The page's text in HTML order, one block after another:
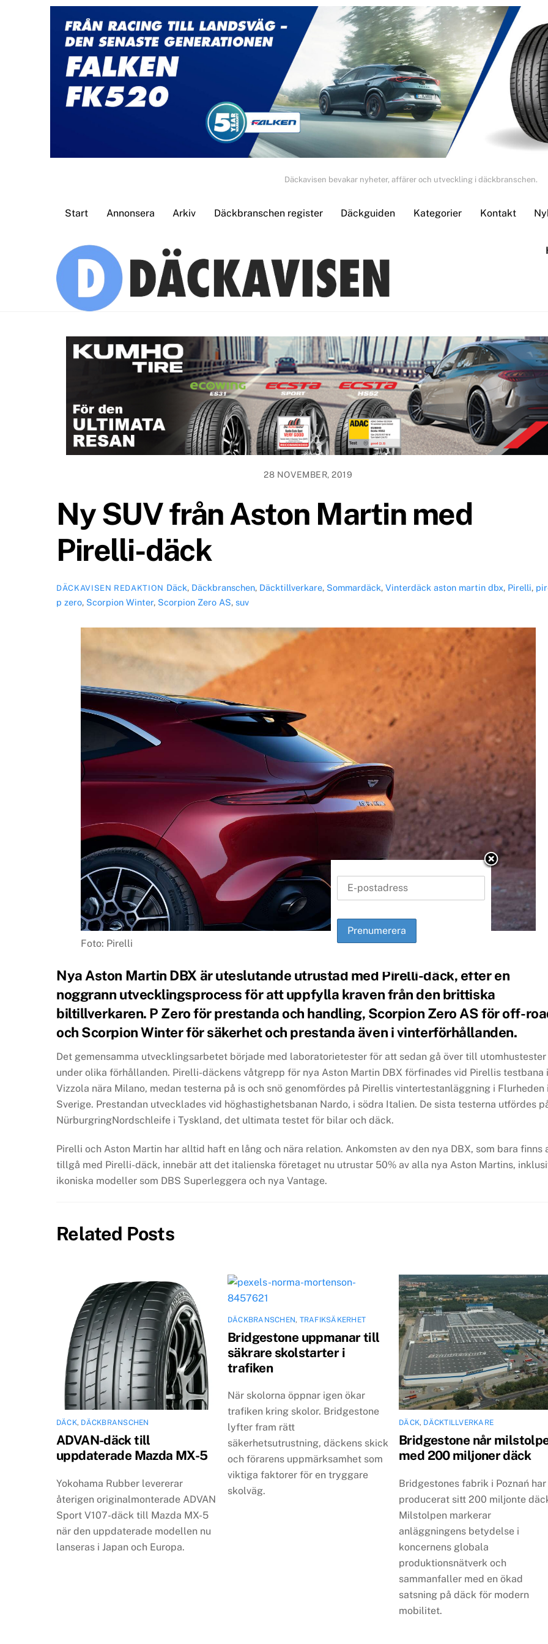
Däckavisen bevakar nyheter, affärer och utveckling i däckbranschen.
Start Annonsera Arkiv Däckbranschen register Däckguiden Kategorier Kontakt
28 NOVEMBER, 2019
Ny SUV från Aston Martin med
Pirelli-däck
DÄCKAVISEN REDAKTION Däck, Däckbranschen, Däcktillverkare, Sommardäck, Vinterdäck aston martin dbx, Pirelli,
p zero, Scorpion Winter, Scorpion Zero AS, suv
Foto: Pirelli
Nya Aston Martin DBX är uteslutande utrustad med Pirelli-däck, efter en
noggrann utvecklingsprocess för att uppfylla kraven från den brittiska
biltillverkaren. P Zero för prestanda och handling, Scorpion Zero AS för off-
och Scorpion Winter för säkerhet och prestanda även i vinterförhållanden.
Det gemensamma utvecklingsarbetet började med laboratorietester för att sedan gå över till utomhustester
under olika förhållanden. Pirelli-däckens våtgrepp för nya Aston Martin DBX förfinades vid Pirellis testbana i
Vizzola nära Milano, medan testerna på is och snö genomfördes på Pirellis vintertestanläggning i Flurheden
Sverige. Prestandan utvecklades vid höghastighetsbanan Nardo, i södra Italien. De sista testerna utfördes
NürburgringNordschleife i Tyskland, det ultimata testet för bilar och däck.
Pirelli och Aston Martin har alltid haft en lång och nära relation. Ankomsten av den nya DBX, som bara finns
tillgå med Pirelli-däck, innebär att det italienska företaget nu utrustar 50% av alla nya Aston Martins,
ikoniska modeller som DBS Superleggera och nya Vantage.
Related Posts
DÄCK, DÄCKBRANSCHEN
ADVAN-däck till
uppdaterade Mazda MX-5
Yokohama Rubber levererar
återigen originalmonterade ADVAN
Sport V107-däck till Mazda MX-5
när den uppdaterade modellen nu
lanseras i Japan och Europa.
DÄCKBRANSCHEN, TRAFIKSÄKERHET
Bridgestone uppmanar till
säkrare skolstarter i
trafiken
När skolorna öppnar igen ökar
trafiken kring skolor. Bridgestone
lyfter fram rätt
säkerhetsutrustning, däckens skick
och förarens uppmärksamhet som
viktiga faktorer för en tryggare
skolväg.
DÄCK, DÄCKTILLVERKARE
Bridgestone når
med 200 miljoner däck
Bridgestones fabrik i Poznań har
producerat sitt 200 miljonte
Milstolpen markerar
anläggningens betydelse i
koncernens globala
produktionsnätverk och
sammanfaller med en ökad
satsning på däck för modern
mobilitet.